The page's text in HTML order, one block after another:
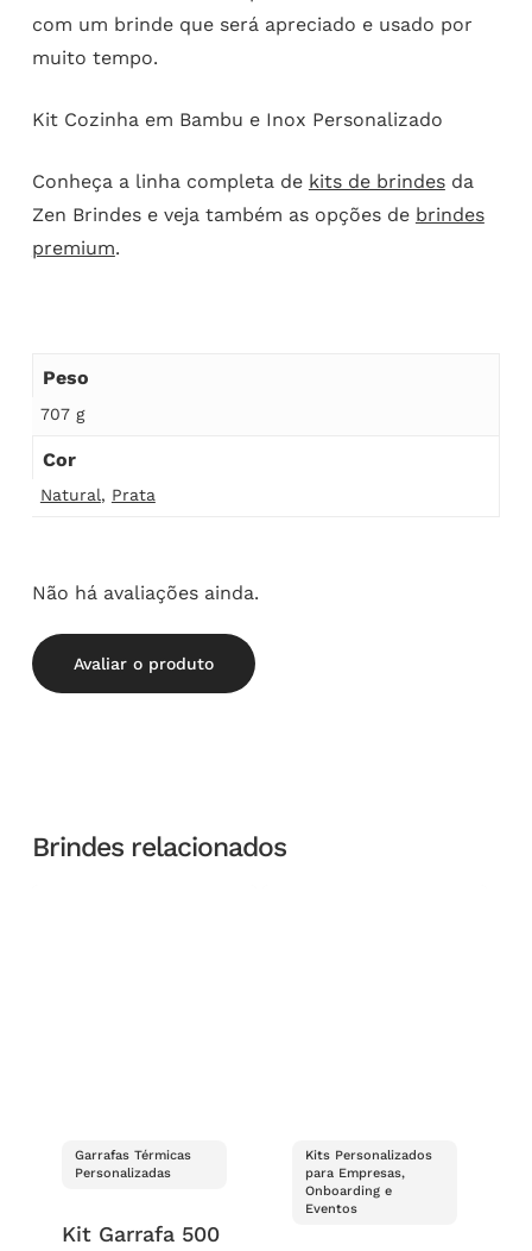
com um brinde que será apreciado e usado por
muito tempo.
Kit Cozinha em Bambu e Inox Personalizado
Conheça a linha completa de kits de brindesda
Zen Brindes e veja também as opções de brindes
premium.
Peso
707 g
Cor
Natural, Prata
Não há avaliações ainda.
Avaliar o produto
Brindes relacionados
Garrafas Térmicas
Personalizadas
Kit Garrafa 500
Kits Personalizados
para Empresas,
Onboarding e
Eventos